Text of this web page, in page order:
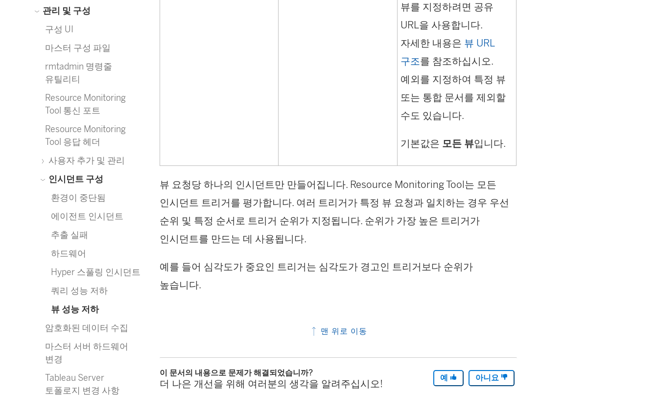
관리 및 구성
구성 UI
마스터 구성 파일
rmtadmin 명령줄
유틸리티
Resource Monitoring
Tool 통신 포트
Resource Monitoring
Tool 응답 헤더
사용자 추가 및 관리
인시던트 구성
환경이 중단됨
에이전트 인시던트
추출 실패
하드웨어
Hyper 스풀링 인시던트
쿼리 성능 저하
뷰 성능 저하
암호화된 데이터 수집
마스터 서버 하드웨어
변경
Tableau Server
토폴로지 변경 사항
뷰를 지정하려면 공유
URL을 사용합니다.
자세한 내용은 뷰 URL
구조를 참조하십시오.
예외를 지정하여 특정 뷰
또는 통합 문서를 제외할
수도 있습니다.
기본값은 모든 뷰입니다.
뷰 요청당 하나의 인시던트만 만들어집니다. Resource Monitoring Tool는 모든
인시던트 트리거를 평가합니다. 여러 트리거가 특정 뷰 요청과 일치하는 경우 우선
순위 및 특정 순서로 트리거 순위가 지정됩니다. 순위가 가장 높은 트리거가
인시던트를 만드는 데 사용됩니다.
예를 들어 심각도가 중요인 트리거는 심각도가 경고인 트리거보다 순위가
높습니다.
맨 위로 이동
이 문서의 내용으로 문제가 해결되었습니까?
더 나은 개선을 위해 여러분의 생각을 알려주십시오! 예 아니요